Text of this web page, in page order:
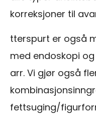
korreksjoner til
tterspurt er også
med endoskopi
arr. Vi gjør også
fettsuging/